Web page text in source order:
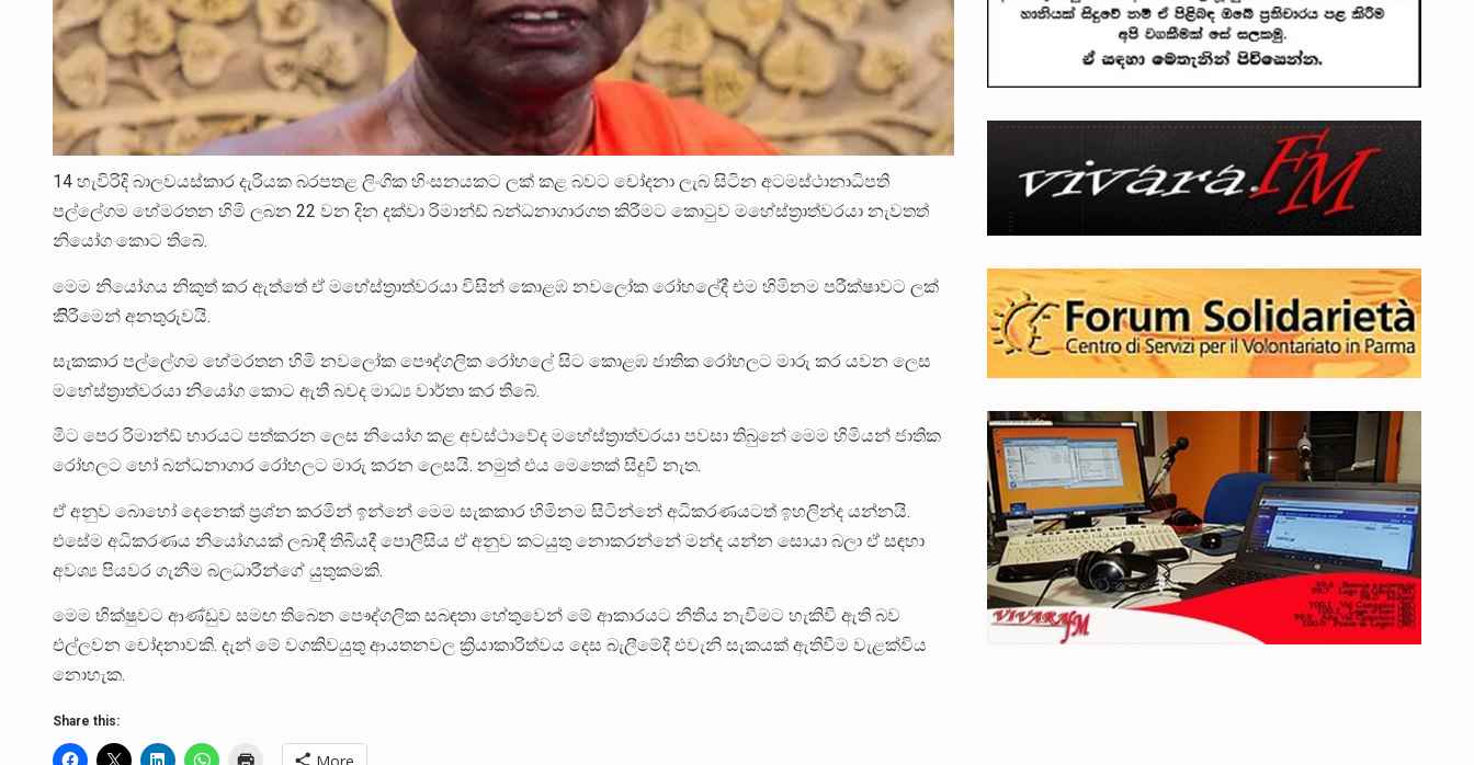
14 හැවිරිදි බාලවයස්කාර දැරියක බරපතළ ලිංගික හිංසනයකට ලක් කළ බවට චෝදනා ලැබ සිටින අටමස්ථානාධිපති
පල්ලේගම හේමරතන හිමි ලබන 22 වන දින දක්වා රිමාන්ඩ් බන්ධනාගාරගත කිරීමට කොටුව මහේස්ත්‍රාත්වරයා නැවතත්
නියෝග කොට තිබේ.
මෙම නියෝගය නිකුත් කර ඇත්තේ ඒ මහේස්ත්‍රාත්වරයා විසින් කොළඹ නවලෝක රෝහලේදී එම හිමිනම පරීක්ෂාවට ලක්
කිිරීමෙන් අනතුරුවයි.
සැකකාර පල්ලේගම හේමරතන හිමි නවලෝක පෞද්ගලික රෝහලේ සිට කොළඹ ජාතික රෝහලට මාරු කර යවන ලෙස
මහේස්ත්‍රාත්වරයා නියෝග කොට ඇති බවද මාධ්‍ය වාර්තා කර තිබේ.
මීට පෙර රිමාන්ඩ් භාරයට පත්කරන ලෙස නියෝග කළ අවස්ථාවේද මහේස්ත්‍රාත්වරයා පවසා තිබුනේ මෙම හිමියන් ජාතික
රෝහලට හෝ බන්ධනාගාර රෝහලට මාරු කරන ලෙසයි. නමුත් එය මෙතෙක් සිදුවී නැත.
ඒ අනුව බොහෝ දෙනෙක් ප්‍රශ්න කරමින් ඉන්නේ මෙම සැකකාර හිමිනම සිටින්නේ අධිකරණයටත් ඉහලින්ද යන්නයි.
එසේම අධිකරණය නියෝගයක් ලබාදී තිබියදී පොලීසිය ඒ අනුව කටයුතු නොකරන්නේ මන්ද යන්න සොයා බලා ඒ සඳහා
අවශ්‍ය පියවර ගැනීම බලධාරීන්ගේ යුතුකමකි.
මෙම භික්ෂුවට ආණ්ඩුව සමඟ තිබෙන පෞද්ගලික සබඳතා හේතුවෙන් මේ ආකාරයට නීතිය නැවීමට හැකිවී ඇති බව
එල්ලවන චෝදනාවකි. දැන් මේ වගකිවයුතු ආයතනවල ක්‍රියාකාරිත්වය දෙස බැලීමේදී එවැනි සැකයක් ඇතිවීම වැළක්විය
නොහැක.
Share this:
More